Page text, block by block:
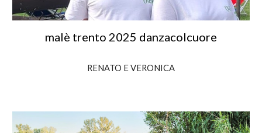
malè trento 2025 danzacolcuore
RENATO E VERONICA